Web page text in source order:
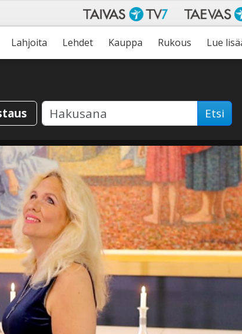
Lahjoita Lehdet Kauppa Rukous Lue
Etsi